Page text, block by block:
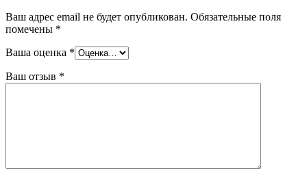
Ваш адрес email не будет опубликован. Обязательные поля
помечены *
Ваша оценка *
Ваш отзыв *